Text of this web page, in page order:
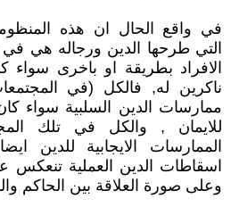
في واقع الحال ان هذه المنظومة
التي طرحها الدين ورجاله هي
الافراد بطريقة او باخرى سواء
ناكرين له, فالكل (في
ممارسات الدين السلبية سواء كان
للايمان , والكل في تلك
الممارسات الايجابية للدين
اسقاطات الدين العملية تنعكس
وعلى صورة العلاقة بين الحاكم